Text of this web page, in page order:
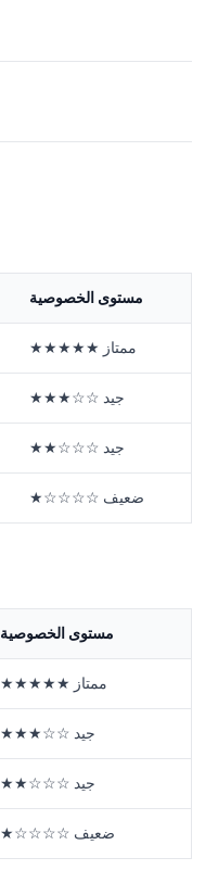
مستوى الخصوصية
★★★★★ ممتاز
★★★☆☆ جيد
★★☆☆☆ جيد
★☆☆☆☆ ضعيف
مستوى الخصوصية
★★★★★ ممتاز
★★★☆☆ جيد
★★☆☆☆ جيد
★☆☆☆☆ ضعيف